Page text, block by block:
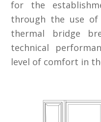
for the
through the use
thermal bridge
technical
level of comfort in